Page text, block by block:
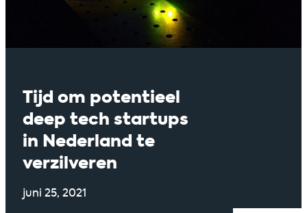
Tijd om potentieel
deep tech startups
in Nederland te
verzilveren
juni 25, 2021